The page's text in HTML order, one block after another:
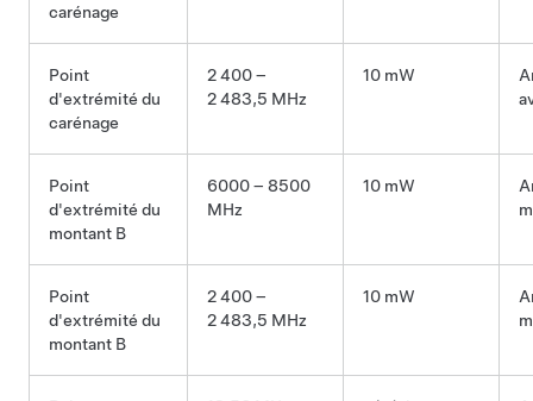
carénage
Point
d'extrémité du
carénage
2 400 –
2 483,5 MHz
10 mW
Point
d'extrémité du
montant B
6000 – 8500
MHz
10 mW
Point
d'extrémité du
montant B
2 400 –
2 483,5 MHz
10 mW